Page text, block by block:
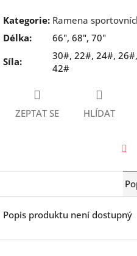
Kategorie: Ramena
Délka:
66", 68", 70"
Síla:
30#, 22#, 24#,
42#
ZEPTAT SE HLÍDAT
Popis produktu není dostupný